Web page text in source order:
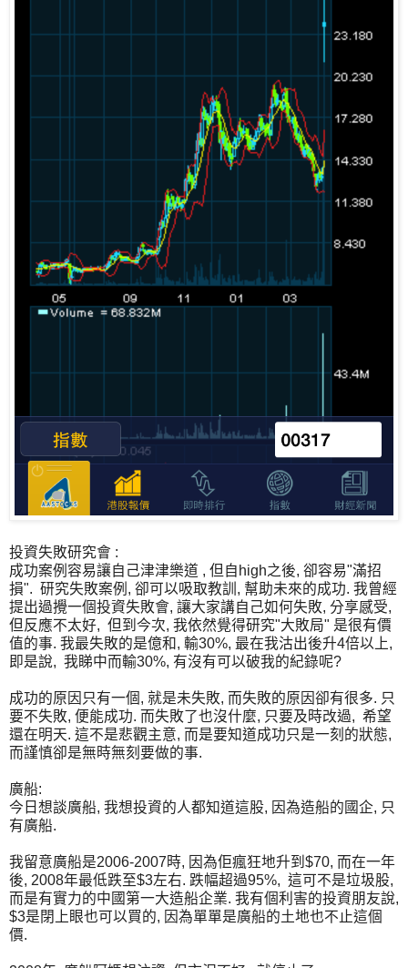
投資失敗研究會 :
成功案例容易讓自己津津樂道 , 但自high之後, 卻容易"滿招
損". 研究失敗案例, 卻可以吸取教訓, 幫助未來的成功. 我曾經
提出過攪一個投資失敗會, 讓大家講自己如何失敗, 分享感受,
但反應不太好, 但到今次, 我依然覺得研究"大敗局" 是很有價
值的事. 我最失敗的是億和, 輸30%, 最在我沽出後升4倍以上,
即是說, 我睇中而輸30%, 有沒有可以破我的紀錄呢?
成功的原因只有一個, 就是未失敗, 而失敗的原因卻有很多. 只
要不失敗, 便能成功. 而失敗了也沒什麼, 只要及時改過, 希望
還在明天. 這不是悲觀主意, 而是要知道成功只是一刻的狀態,
而謹慎卻是無時無刻要做的事.
廣船:
今日想談廣船, 我想投資的人都知道這股, 因為造船的國企, 只
有廣船.
我留意廣船是2006-2007時, 因為佢瘋狂地升到$70, 而在一年
後, 2008年最低跌至$3左右. 跌幅超過95%, 這可不是垃圾股,
而是有實力的中國第一大造船企業. 我有個利害的投資朋友說,
$3是閉上眼也可以買的, 因為單單是廣船的土地也不止這個
價.